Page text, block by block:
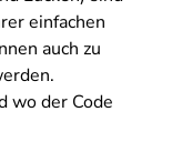
einfachen
auch zu
wo der Code